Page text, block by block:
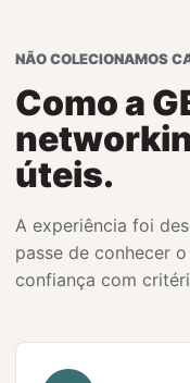
NÃO COLECIONAMOS
Como a
úteis.
A experiência foi
passe de conhecer
confiança com